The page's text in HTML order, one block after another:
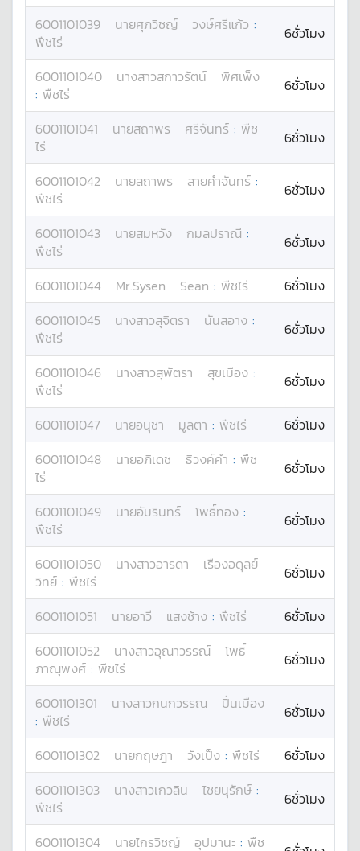
6001101039 นายศุภวิชญ์ วงษ์ศรีแก้ว :
พืชไร่
6ชั่วโมง
6001101040 นางสาวสกาวรัตน์
พิศเพ็ง
: พืชไร่ 6ชั่วโมง
6001101041 นายสถาพร ศรีจันทร์ : พืช
ไร่
6ชั่วโมง
6001101042 นายสถาพร สายคำจันทร์ :
พืชไร่
6ชั่วโมง
6001101043 นายสมหวัง กมลปราณี :
พืชไร่
6ชั่วโมง
6001101044 Mr.Sysen Sean : พืชไร่
6ชั่วโมง
6001101045
นางสาวสุจิตรา นันสอาง :
พืชไร่
6ชั่วโมง
6001101046 นางสาวสุพัตรา สุขเมือง :
พืชไร่
6ชั่วโมง
6001101047 นายอนุชา มูลตา : พืชไร่
6ชั่วโมง
6001101048
นายอภิเดช ธิวงค์คำ : พืช
ไร่
6ชั่วโมง
6001101049 นายอัมรินทร์ โพธิ์ทอง :
พืชไร่
6ชั่วโมง
6001101050 นางสาวอารดา
เรืองอดุลย์
วิทย์ : พืชไร่ 6ชั่วโมง
6001101051 นายอาวี แสงช้าง : พืชไร่
6ชั่วโมง
6001101052
นางสาวอุณาวรรณ์
โพธิ์
ภาณุพงศ์ : พืชไร่ 6ชั่วโมง
6001101301 นางสาวกนกวรรณ
ปิ่นเมือง
: พืชไร่ 6ชั่วโมง
6001101302 นายกฤษฎา วังเป็ง : พืชไร่
6ชั่วโมง
6001101303
นางสาวเกวลิน ไชยนุรักษ์ :
พืชไร่
6ชั่วโมง
6001101304 นายไกรวิชญ์ อุปมานะ : พืช